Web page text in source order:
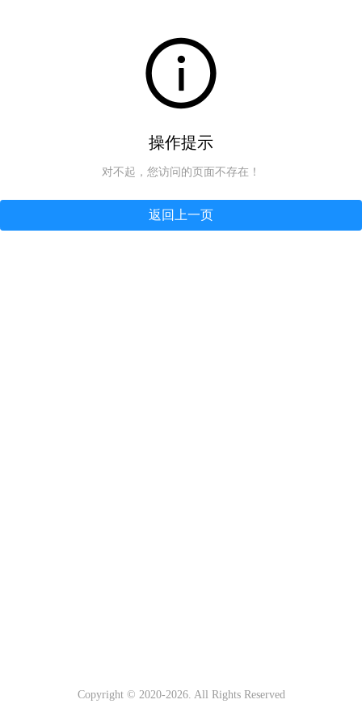
操作提示
对不起，您访问的页面不存在！
返回上一页
Copyright © 2020-2026. All Rights Reserved